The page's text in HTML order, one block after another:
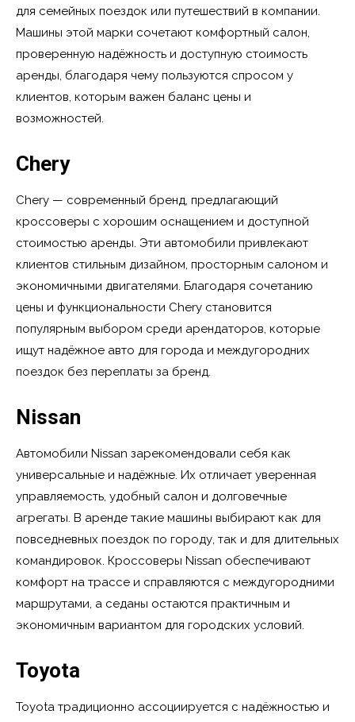
для семейных поездок или путешествий в компании.
Машины этой марки сочетают комфортный салон,
проверенную надёжность и доступную стоимость
аренды, благодаря чему пользуются спросом у
клиентов, которым важен баланс цены и
возможностей.
Chery
Chery — современный бренд, предлагающий
кроссоверы с хорошим оснащением и доступной
стоимостью аренды. Эти автомобили привлекают
клиентов стильным дизайном, просторным салоном и
экономичными двигателями. Благодаря сочетанию
цены и функциональности Chery становится
популярным выбором среди арендаторов, которые
ищут надёжное авто для города и междугородних
поездок без переплаты за бренд.
Nissan
Автомобили Nissan зарекомендовали себя как
универсальные и надёжные. Их отличает уверенная
управляемость, удобный салон и долговечные
агрегаты. В аренде такие машины выбирают как для
повседневных поездок по городу, так и для длительных
командировок. Кроссоверы Nissan обеспечивают
комфорт на трассе и справляются с междугородними
маршрутами, а седаны остаются практичным и
экономичным вариантом для городских условий.
Toyota
Toyota традиционно ассоциируется с надёжностью и